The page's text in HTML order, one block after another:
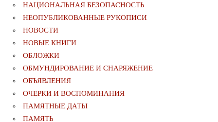
НАЦИОНАЛЬНАЯ БЕЗОПАСНОСТЬ
НЕОПУБЛИКОВАННЫЕ РУКОПИСИ
НОВОСТИ
НОВЫЕ КНИГИ
ОБЛОЖКИ
ОБМУНДИРОВАНИЕ И СНАРЯЖЕНИЕ
ОБЪЯВЛЕНИЯ
ОЧЕРКИ И ВОСПОМИНАНИЯ
ПАМЯТНЫЕ ДАТЫ
ПАМЯТЬ